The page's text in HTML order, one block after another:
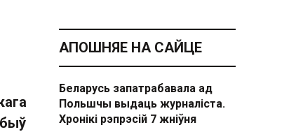
АПОШНЯЕ НА САЙЦЕ
Беларусь запатрабавала ад
Польшчы выдаць журналіста.
Хронікі рэпрэсій 7 жніўня